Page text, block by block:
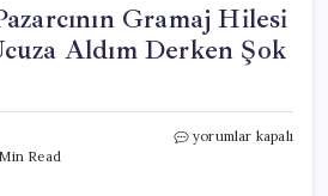
Gramaj Hilesi
Aldım Derken Şok
Read
İstanbul’daki
yorumlar kapalı